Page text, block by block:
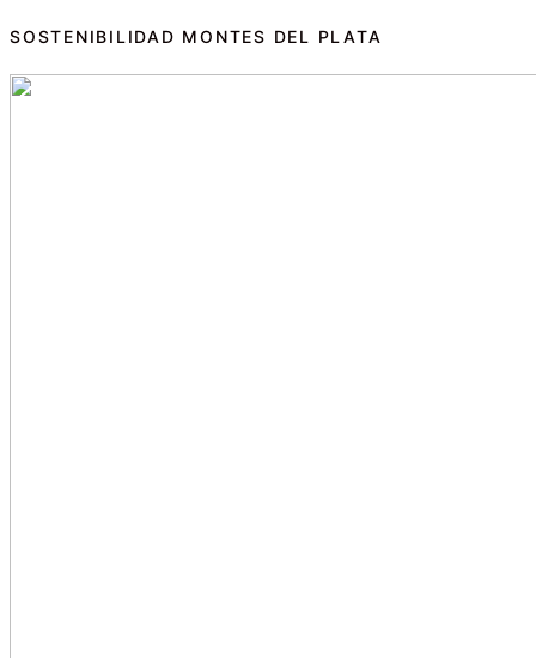
SOSTENIBILIDAD MONTES DEL PLATA